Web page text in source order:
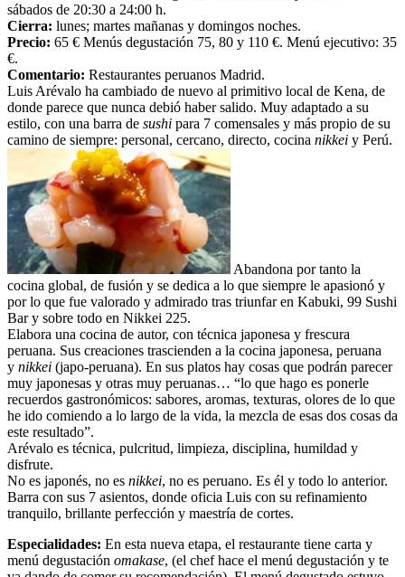
sábados de 20:30 a 24:00 h.
Cierra: lunes; martes mañanas y domingos noches.
Precio: 65 € Menús degustación 75, 80 y 110 €. Menú ejecutivo: 35
€.
Comentario: Restaurantes peruanos Madrid.
Luis Arévalo ha cambiado de nuevo al primitivo local de Kena, de
donde parece que nunca debió haber salido. Muy adaptado a su
estilo, con una barra de sushi para 7 comensales y más propio de su
camino de siempre: personal, cercano, directo, cocina nikkei y Perú.
Abandona por tanto la
cocina global, de fusión y se dedica a lo que siempre le apasionó y
por lo que fue valorado y admirado tras triunfar en Kabuki, 99 Sushi
Bar y sobre todo en Nikkei 225.
Elabora una cocina de autor, con técnica japonesa y frescura
peruana. Sus creaciones trascienden a la cocina japonesa, peruana
y nikkei (japo-peruana). En sus platos hay cosas que podrán parecer
muy japonesas y otras muy peruanas… “lo que hago es ponerle
recuerdos gastronómicos: sabores, aromas, texturas, olores de lo que
he ido comiendo a lo largo de la vida, la mezcla de esas dos cosas da
este resultado”.
Arévalo es técnica, pulcritud, limpieza, disciplina, humildad y
disfrute.
No es japonés, no es nikkei, no es peruano. Es él y todo lo anterior.
Barra con sus 7 asientos, donde oficia Luis con su refinamiento
tranquilo, brillante perfección y maestría de cortes.
Especialidades: En esta nueva etapa, el restaurante tiene carta y
menú degustación omakase, (el chef hace el menú degustación y te